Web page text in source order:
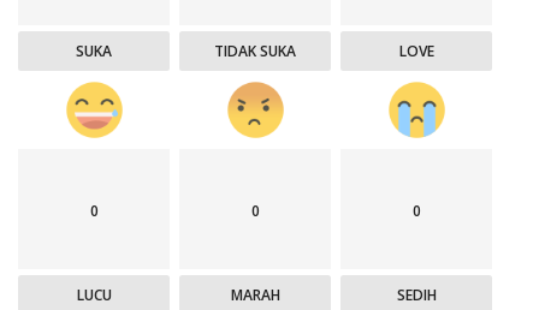
SUKA TIDAK SUKA LOVE
0
LUCU
0
MARAH
0
SEDIH